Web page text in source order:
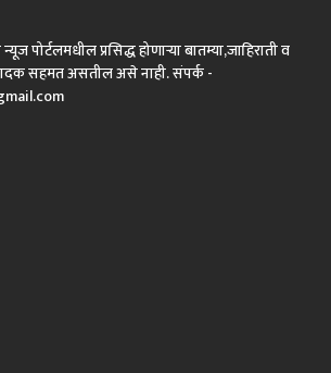
पोर्टलमधील प्रसिद्ध होणाऱ्या बातम्या,जाहिराती व
सहमत असतील असे नाही. संपर्क -